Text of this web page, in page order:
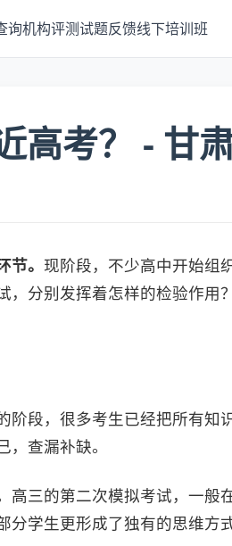
询机构评测试题反馈线下培训班
高考？ - 甘
。 现阶段，不少高中开始组
分别发挥着怎样的检验作用？
段，很多考生已经把所有知
查漏补缺。
三的第二次模拟考试，一般
学生更形成了独有的思维方